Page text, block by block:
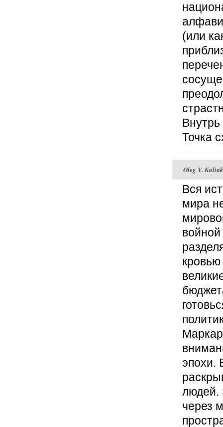
(или
Точка
Oleg V.
Вся
мира
эпохи.
людей.
через